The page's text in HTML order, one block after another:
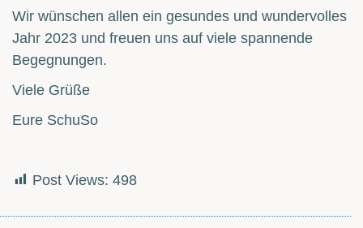
Wir wünschen allen ein gesundes und wundervolles
Jahr 2023 und freuen uns auf viele spannende
Begegnungen.
Viele Grüße
Eure SchuSo
Post Views: 498